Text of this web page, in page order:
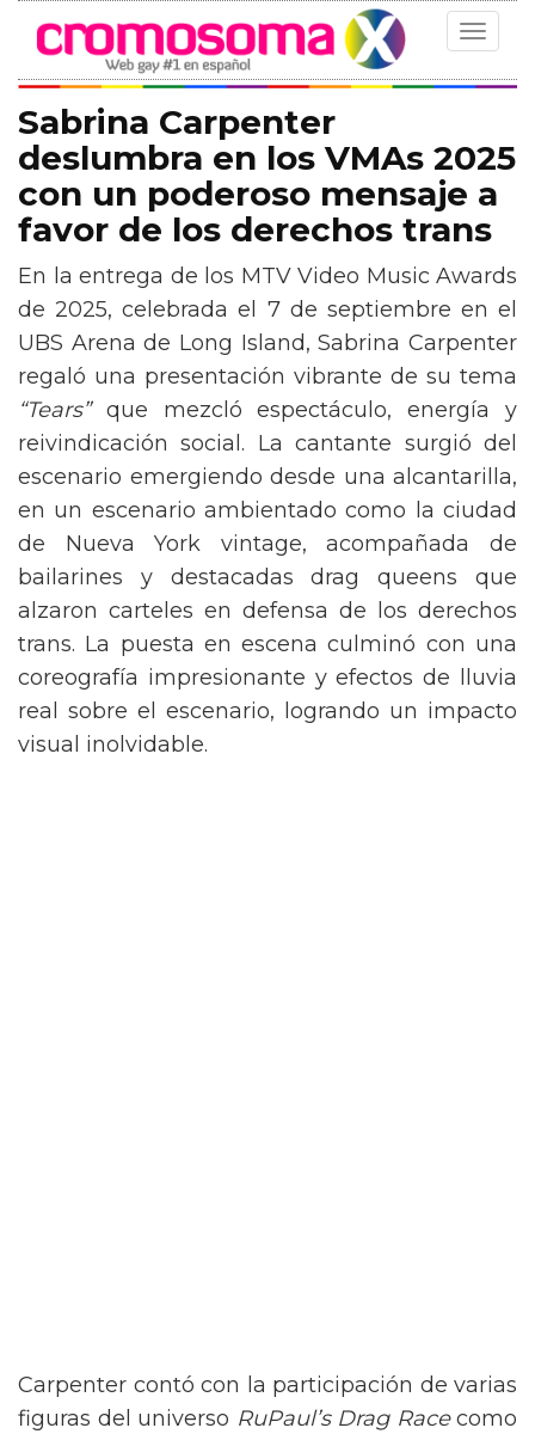
Toggle
Sabrina Carpenter
deslumbra en los VMAs 2025
con un poderoso mensaje a
favor de los derechos trans
En la entrega de los MTV Video Music Awards
de 2025, celebrada el 7 de septiembre en el
UBS Arena de Long Island, Sabrina Carpenter
regaló una presentación vibrante de su tema
“Tears”que mezcló espectáculo, energía y
reivindicación social. La cantante surgió del
escenario emergiendo desde una alcantarilla,
en un escenario ambientado como la ciudad
de Nueva York vintage, acompañada de
bailarines y destacadas drag queens que
alzaron carteles en defensa de los derechos
trans. La puesta en escena culminó con una
coreografía impresionante y efectos de lluvia
real sobre el escenario, logrando un impacto
visual inolvidable.
Carpenter contó con la participación de varias
figuras del universo RuPaul’s Drag Racecomo